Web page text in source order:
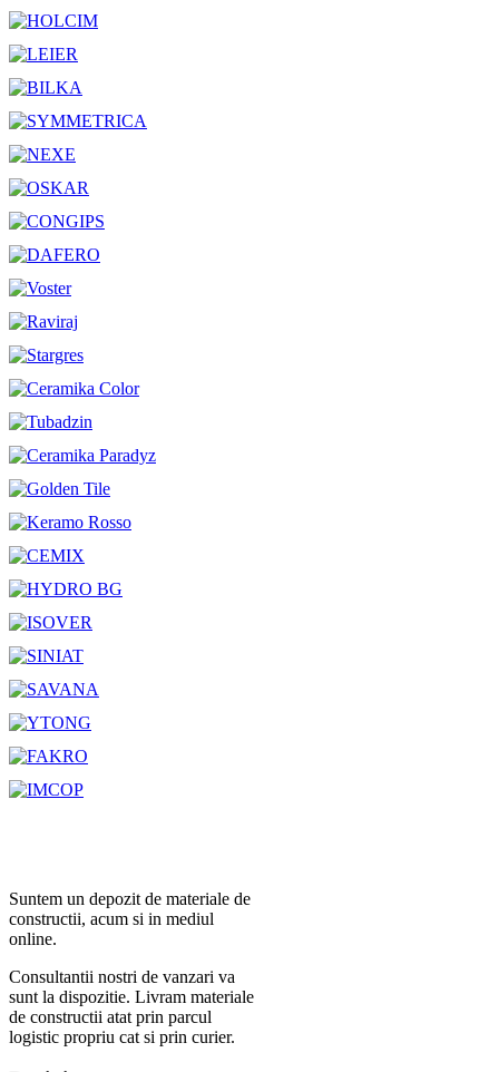
Suntem un depozit de materiale de
constructii, acum si in mediul
online.
Consultantii nostri de vanzari va
sunt la dispozitie. Livram materiale
de constructii atat prin parcul
logistic propriu cat si prin curier.